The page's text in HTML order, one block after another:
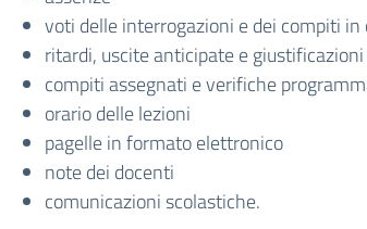
voti delle interrogazioni e dei compiti in
ritardi, uscite anticipate e giustificazioni
compiti assegnati e verifiche
orario delle lezioni
pagelle in formato elettronico
note dei docenti
comunicazioni scolastiche.